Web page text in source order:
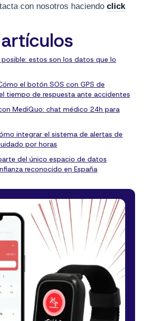
con nosotros haciendo click
posible: estos son los datos que lo
el botón SOS con GPS de
tiempo de respuesta ante accidentes
MediQuo: chat médico 24h para
integrar el sistema de alertas de
por horas
del único espacio de datos
reconocido en España